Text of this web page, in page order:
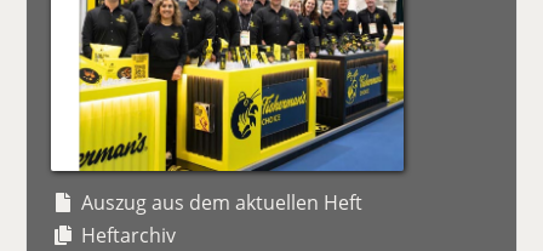
Auszug aus dem aktuellen Heft
Heftarchiv